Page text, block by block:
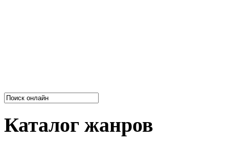
Каталог жанров